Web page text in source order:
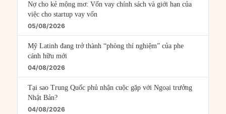
Nợ cho kẻ mộng mơ: Vốn vay chính sách và giới hạn của
việc cho startup vay vốn
05/08/2026
Mỹ Latinh đang trở thành “phòng thí nghiệm” của phe
cánh hữu mới
04/08/2026
Tại sao Trung Quốc phủ nhận cuộc gặp với Ngoại trưởng
Nhật Bản?
04/08/2026